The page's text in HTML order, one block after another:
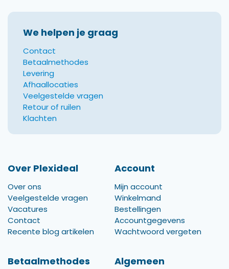
We helpen je graag
Contact
Betaalmethodes
Levering
Afhaallocaties
Veelgestelde vragen
Retour of ruilen
Klachten
Over Plexideal
Over ons
Veelgestelde vragen
Vacatures
Contact
Recente blog artikelen
Account
Mijn account
Winkelmand
Bestellingen
Accountgegevens
Wachtwoord vergeten
Betaalmethodes Algemeen